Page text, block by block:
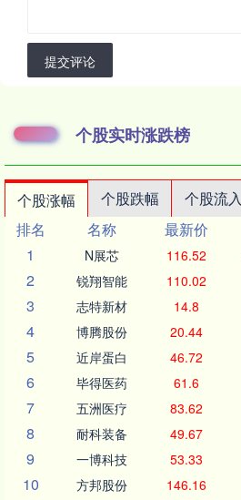
提交评论
个股实时涨跌榜
个股涨幅 个股跌幅 个股流入
排名
名称 最新价
1
N展芯 116.52
2 锐翔智能 110.02
3 志特新材 14.8
4 博腾股份 20.44
5 近岸蛋白 46.72
6 毕得医药 61.6
7 五洲医疗 83.62
8 耐科装备 49.67
9 一博科技 53.33
10 方邦股份 146.16